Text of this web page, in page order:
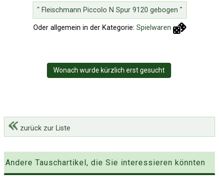
" Fleischmann Piccolo N Spur 9120 gebogen "
Oder allgemein in der Kategorie: Spielwaren
Wonach wurde kürzlich erst gesucht
zurück zur Liste
Andere Tauschartikel, die Sie interessieren könnten